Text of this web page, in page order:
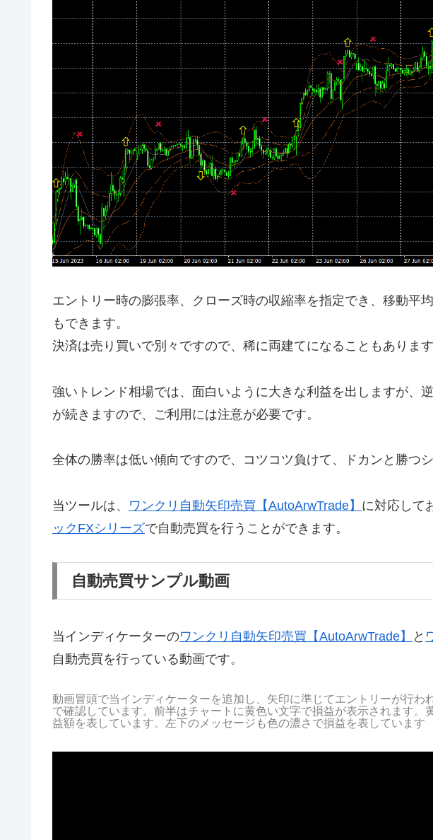
エントリー時の膨張率、クローズ時の収縮率を指定でき、移動平
もできます。
決済は売り買いで別々ですので、稀に両建てになることもあります
強いトレンド相場では、面白いように大きな利益を出しますが、
が続きますので、ご利用には注意が必要です。
全体の勝率は低い傾向ですので、コツコツ負けて、ドカンと勝つシ
当ツールは、 ワンクリ自動矢印売買【AutoArwTrade】 に対応して
ックFXシリーズで自動売買を行うことができます。
自動売買サンプル動画
当インディケーターのワンクリ自動矢印売買【AutoArwTrade】 と
自動売買を行っている動画です。
動画冒頭で当インディケーターを追加し、矢印に準じてエントリーが行わ
で確認しています。前半はチャートに黄色い文字で損益が表示されます。
益額を表しています。左下のメッセージも色の濃さで損益を表しています